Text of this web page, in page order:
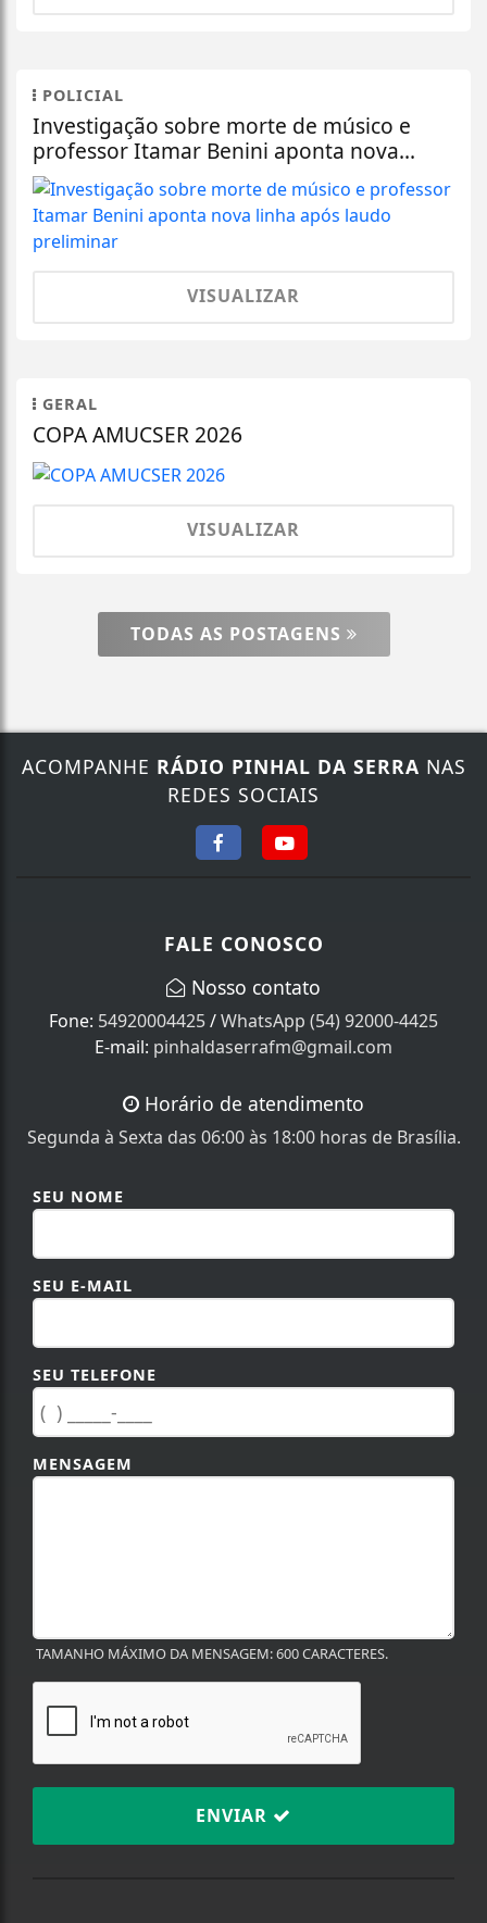
POLICIAL
Investigação sobre morte de músico e
professor Itamar Benini aponta nova...
VISUALIZAR
GERAL
COPA AMUCSER 2026
VISUALIZAR
TODAS AS POSTAGENS
ACOMPANHE RÁDIO PINHAL DA SERRA NAS
REDES SOCIAIS
FALE CONOSCO
Nosso contato
Fone: 54920004425/WhatsApp (54) 92000-4425
E-mail: pinhaldaserrafm@gmail.com
Horário de atendimento
Segunda à Sexta das 06:00 às 18:00 horas de Brasília.
SEU NOME
SEU E-MAIL
SEU TELEFONE
MENSAGEM
TAMANHO MÁXIMO DA MENSAGEM: 600 CARACTERES.
ENVIAR